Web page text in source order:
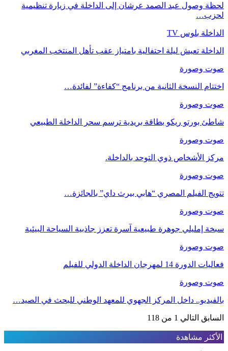
لحظة وصول عبد الصمد عرشان إلى الداخلة في زيارة تنظيمية
لحزب…
الداخلة بلوس TV
الداخلة تعيش ليلة احتفالية بامتياز عقب تأهل المنتخب المغربي
صوت وصورة
اختتام النسخة الثانية من برنامج “كفاءة” لفائدة…
صوت وصورة
شاطئ بورتو ريكو بطاقة بريدية ترسم سحر الداخلة الطبيعي
صوت وصورة
مركز الأشخاص ذوي التوحد بالداخلة.
صوت وصورة
تتويج الفيلم المصري “هابي بيرث داي” بالجائزة…
صوت وصورة
سبخة إمليلي جوهرة طبيعية آسرة تعزز جاذبية السياحة البيئية
صوت وصورة
فعاليات الدورة 14 لمهرجان الداخلة الدولي للفيلم
صوت وصورة
بالفيديو.. داخل المركز الجهوي للمعهد الوطني للبحث في الصيد…
السابق التالي 1 من 118
الأكثر مشاهدة